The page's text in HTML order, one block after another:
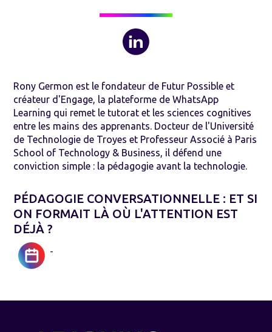
Rony Germon est le fondateur de Futur Possible et
créateur d'Engage, la plateforme de WhatsApp
Learning qui remet le tutorat et les sciences cognitives
entre les mains des apprenants. Docteur de l'Université
de Technologie de Troyes et Professeur Associé à Paris
School of Technology & Business, il défend une
conviction simple : la pédagogie avant la technologie.
PÉDAGOGIE CONVERSATIONNELLE : ET SI
ON FORMAIT LÀ OÙ L'ATTENTION EST
DÉJÀ ?
-